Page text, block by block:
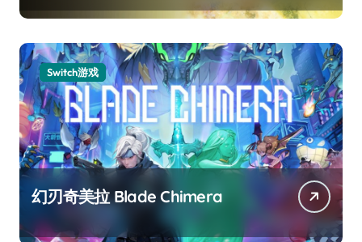
Switch游戏
幻刃奇美拉 Blade Chimera